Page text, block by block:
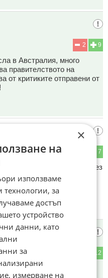
9
2
в Австралия, много
правителството на
от критиките отправени от
7
за капитулация и без
даже до тоалетната.
12
×
на
използваме
за
достъп
устройство
данни, като
за
измерване на